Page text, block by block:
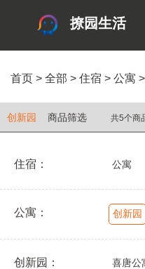
撩园生活
首页 > 全部 > 住宿 > 公寓 >
创新园 商品筛选 共5个商
住宿： 公寓
公寓： 创新园
创新园： 喜唐公